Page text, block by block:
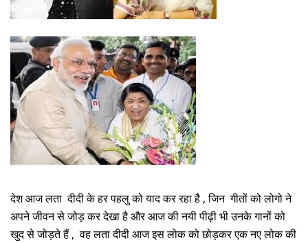
देश आज लता दीदी के हर पहलु को याद कर रहा है , जिन गीतों को लोगो ने
अपने जीवन से जोड़ कर देखा है और आज की नयी पीढ़ी भी उनके गानों को
खुद से जोड़ते हैं , वह लता दीदी आज इस लोक को छोड़कर एक नए लोक की